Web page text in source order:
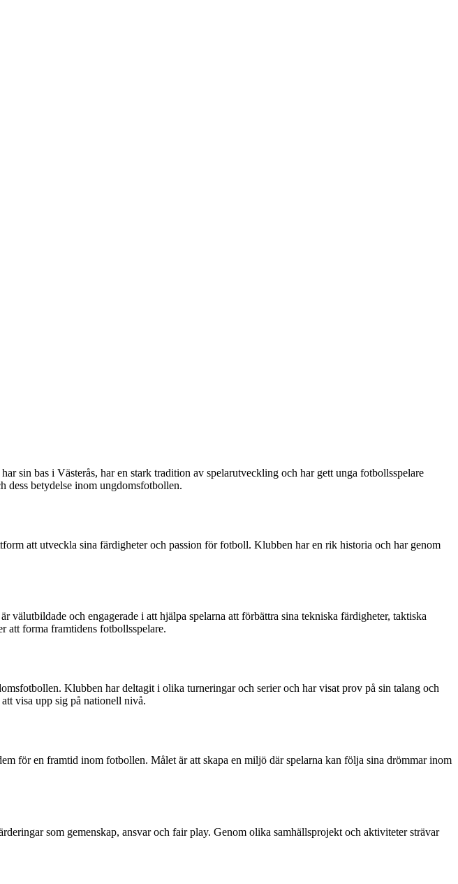
sin bas i Västerås, har en stark tradition av spelarutveckling och har gett unga fotbollsspelare
dess betydelse inom ungdomsfotbollen.
att utveckla sina färdigheter och passion för fotboll. Klubben har en rik historia och har genom
och engagerade i att hjälpa spelarna att förbättra sina tekniska färdigheter, taktiska
att forma framtidens fotbollsspelare.
Klubben har deltagit i olika turneringar och serier och har visat prov på sin talang och
visa upp sig på nationell nivå.
för en framtid inom fotbollen. Målet är att skapa en miljö där spelarna kan följa sina drömmar inom
som gemenskap, ansvar och fair play. Genom olika samhällsprojekt och aktiviteter strävar